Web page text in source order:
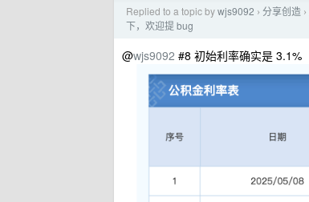
Replied to a topic bywjs9092 › 分享创造 ›
下，欢迎提 bug
@wjs9092 #8 初始利率确实是 3.1%